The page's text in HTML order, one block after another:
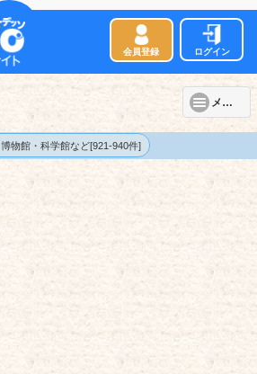
会員登録 ログイン
メニュー
博物館・科学館など[921-940件]